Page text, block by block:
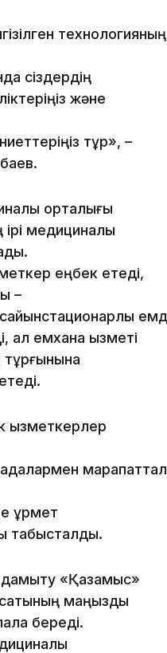
технологияның
сіздердің
және
тұр», –
орталығы
медициналық
еңбек етеді,
–
ал емхана қызметі
тұрғынына
қызметкерлер
құрмет
табысталды.
дамыту «Қазақмыс»
маңызды
береді.